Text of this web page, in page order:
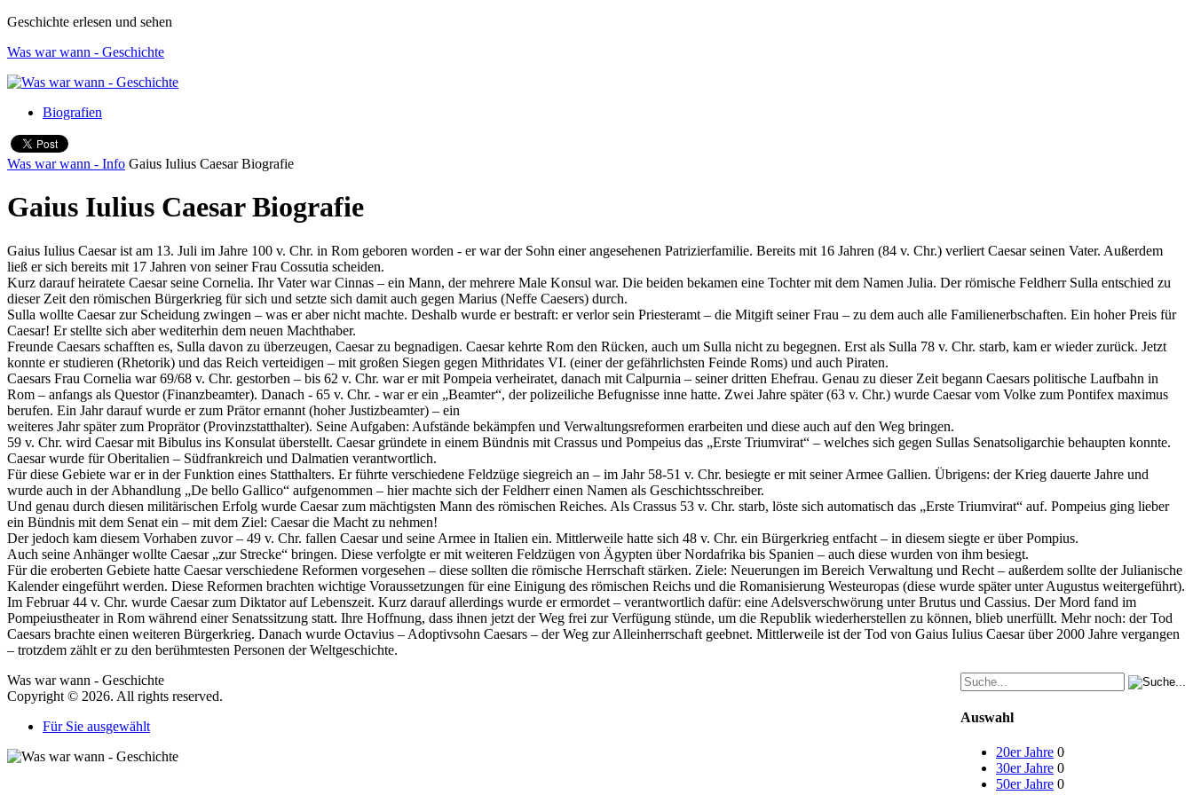
Geschichte erlesen und sehen
Was war wann - Geschichte
Biografien
Was war wann - Info Gaius Iulius Caesar Biografie
Gaius Iulius Caesar Biografie
Gaius Iulius Caesar ist am 13. Juli im Jahre 100 v. Chr. in Rom geboren worden - er war der Sohn einer angesehenen Patrizierfamilie. Bereits mit 16 Jahren (84 v. Chr.) verliert Caesar seinen Vater. Außerdem
ließ er sich bereits mit 17 Jahren von seiner Frau Cossutia scheiden.
Kurz darauf heiratete Caesar seine Cornelia. Ihr Vater war Cinnas – ein Mann, der mehrere Male Konsul war. Die beiden bekamen eine Tochter mit dem Namen Julia. Der römische Feldherr Sulla entschied zu
dieser Zeit den römischen Bürgerkrieg für sich und setzte sich damit auch gegen Marius (Neffe Caesers) durch.
Sulla wollte Caesar zur Scheidung zwingen – was er aber nicht machte. Deshalb wurde er bestraft: er verlor sein Priesteramt – die Mitgift seiner Frau – zu dem auch alle Familienerbschaften. Ein hoher Preis für
Caesar! Er stellte sich aber wediterhin dem neuen Machthaber.
Freunde Caesars schafften es, Sulla davon zu überzeugen, Caesar zu begnadigen. Caesar kehrte Rom den Rücken, auch um Sulla nicht zu begegnen. Erst als Sulla 78 v. Chr. starb, kam er wieder zurück. Jetzt
konnte er studieren (Rhetorik) und das Reich verteidigen – mit großen Siegen gegen Mithridates VI. (einer der gefährlichsten Feinde Roms) und auch Piraten.
Caesars Frau Cornelia war 69/68 v. Chr. gestorben – bis 62 v. Chr. war er mit Pompeia verheiratet, danach mit Calpurnia – seiner dritten Ehefrau. Genau zu dieser Zeit begann Caesars politische Laufbahn in
Rom – anfangs als Questor (Finanzbeamter). Danach - 65 v. Chr. - war er ein „Beamter“, der polizeiliche Befugnisse inne hatte. Zwei Jahre später (63 v. Chr.) wurde Caesar vom Volke zum Pontifex maximus
berufen. Ein Jahr darauf wurde er zum Prätor ernannt (hoher Justizbeamter) – ein
weiteres Jahr später zum Proprätor (Provinzstatthalter). Seine Aufgaben: Aufstände bekämpfen und Verwaltungsreformen erarbeiten und diese auch auf den Weg bringen.
59 v. Chr. wird Caesar mit Bibulus ins Konsulat überstellt. Caesar gründete in einem Bündnis mit Crassus und Pompeius das „Erste Triumvirat“ – welches sich gegen Sullas Senatsoligarchie behaupten konnte.
Caesar wurde für Oberitalien – Südfrankreich und Dalmatien verantwortlich.
Für diese Gebiete war er in der Funktion eines Statthalters. Er führte verschiedene Feldzüge siegreich an – im Jahr 58-51 v. Chr. besiegte er mit seiner Armee Gallien. Übrigens: der Krieg dauerte Jahre und
wurde auch in der Abhandlung „De bello Gallico“ aufgenommen – hier machte sich der Feldherr einen Namen als Geschichtsschreiber.
Und genau durch diesen militärischen Erfolg wurde Caesar zum mächtigsten Mann des römischen Reiches. Als Crassus 53 v. Chr. starb, löste sich automatisch das „Erste Triumvirat“ auf. Pompeius ging lieber
ein Bündnis mit dem Senat ein – mit dem Ziel: Caesar die Macht zu nehmen!
Der jedoch kam diesem Vorhaben zuvor – 49 v. Chr. fallen Caesar und seine Armee in Italien ein. Mittlerweile hatte sich 48 v. Chr. ein Bürgerkrieg entfacht – in diesem siegte er über Pompius.
Auch seine Anhänger wollte Caesar „zur Strecke“ bringen. Diese verfolgte er mit weiteren Feldzügen von Ägypten über Nordafrika bis Spanien – auch diese wurden von ihm besiegt.
Für die eroberten Gebiete hatte Caesar verschiedene Reformen vorgesehen – diese sollten die römische Herrschaft stärken. Ziele: Neuerungen im Bereich Verwaltung und Recht – außerdem sollte der Julianische
Kalender eingeführt werden. Diese Reformen brachten wichtige Voraussetzungen für eine Einigung des römischen Reichs und die Romanisierung Westeuropas (diese wurde später unter Augustus weitergeführt).
Im Februar 44 v. Chr. wurde Caesar zum Diktator auf Lebenszeit. Kurz darauf allerdings wurde er ermordet – verantwortlich dafür: eine Adelsverschwörung unter Brutus und Cassius. Der Mord fand im
Pompeiustheater in Rom während einer Senatssitzung statt. Ihre Hoffnung, dass ihnen jetzt der Weg frei zur Verfügung stünde, um die Republik wiederherstellen zu können, blieb unerfüllt. Mehr noch: der Tod
Caesars brachte einen weiteren Bürgerkrieg. Danach wurde Octavius – Adoptivsohn Caesars – der Weg zur Alleinherrschaft geebnet. Mittlerweile ist der Tod von Gaius Iulius Caesar über 2000 Jahre vergangen
– trotzdem zählt er zu den berühmtesten Personen der Weltgeschichte.
Auswahl
20er Jahre 0
30er Jahre 0
50er Jahre 0
Was war wann - Geschichte
Copyright © 2026. All rights reserved.
Für Sie ausgewählt